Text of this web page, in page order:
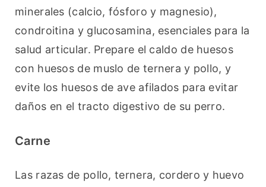
minerales (calcio, fósforo y magnesio),
condroitina y glucosamina, esenciales para la
salud articular. Prepare el caldo de huesos
con huesos de muslo de ternera y pollo, y
evite los huesos de ave afilados para evitar
daños en el tracto digestivo de su perro.
Carne
Las razas de pollo, ternera, cordero y huevo